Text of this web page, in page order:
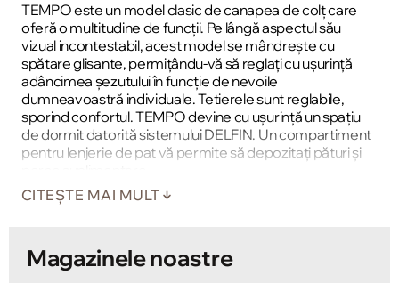
TEMPO este un model clasic de canapea de colț care
oferă o multitudine de funcții. Pe lângă aspectul său
vizual incontestabil, acest model se mândrește cu
spătare glisante, permițându-vă să reglați cu ușurință
adâncimea șezutului în funcție de nevoile
dumneavoastră individuale. Tetierele sunt reglabile,
sporind confortul. TEMPO devine cu ușurință un spațiu
de dormit datorită sistemului DELFIN. Un compartiment
pentru lenjerie de pat vă permite să depozitați pături și
CITEȘTE MAI MULT
Magazinele noastre